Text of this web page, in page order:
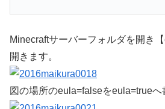
Minecraftサーバーフォルダを開き
開きます。
図の場所のeula=falseをeula=trueへ